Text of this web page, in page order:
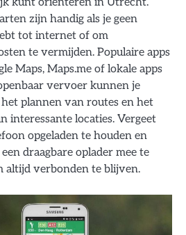
zijn handig als je geen
tot internet of om
te vermijden. Populaire apps
Maps, Maps.me of lokale apps
vervoer kunnen je
plannen van routes en het
interessante locaties. Vergeet
opgeladen te houden en
draagbare oplader mee te
altijd verbonden te blijven.